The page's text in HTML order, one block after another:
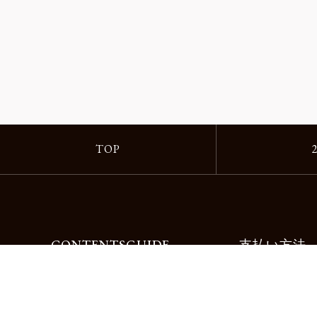
TOP
CONTENTSGUIDE 支払い方法